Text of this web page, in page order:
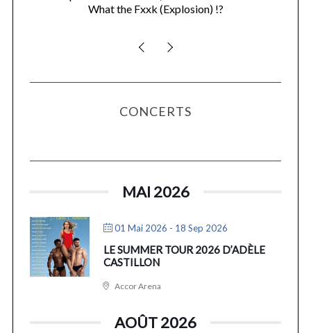
What the Fxxk (Explosion) !?
CONCERTS
MAI 2026
01 Mai 2026 - 18 Sep 2026
LE SUMMER TOUR 2026 D’ADÈLE
CASTILLON
Accor Arena
AOÛT 2026